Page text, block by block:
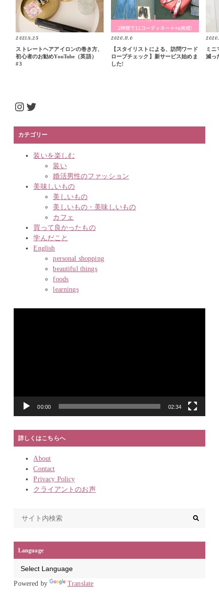
2021.8.25
ストレートヘアアイロンの巻き方、
初心者のお勧めYouTube（英語）
#3
2020.11.6
【スタイリストによる、訪問ワード
ローブチェック】新サービス始めま
した!
ミ
減っ
Instagram
Twitter
カテゴリー
装いを楽しむ
装い
婚活男性のファッション
美味しいもの
美しいもの
美しいもの・美味しいもの
カフェ
買って良かったもの
学んだこと
English
personal shopping
beautiful things
foods
learnings
00:00 02:34
詳しくはこちらへ
About
Contact
Privacy Policy
クライアントのお声
Language
Powered by Translate